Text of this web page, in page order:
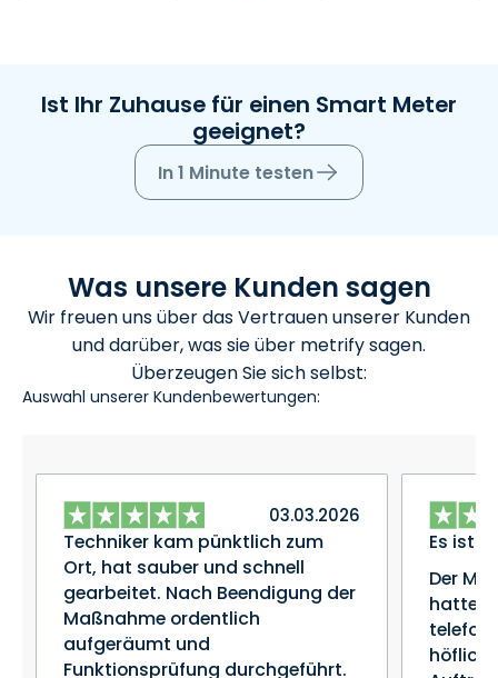
Ist Ihr Zuhause für einen Smart Meter
geeignet?
In 1 Minute testen
Was unsere Kunden sagen
Wir freuen uns über das Vertrauen unserer Kunden
und darüber, was sie über metrify sagen.
Überzeugen Sie sich selbst:
Auswahl unserer Kundenbewertungen:
03.03.2026
Techniker kam pünktlich zum
Ort, hat sauber und schnell
gearbeitet. Nach Beendigung der
Maßnahme ordentlich
aufgeräumt und
Funktionsprüfung durchgeführt.
Es ist
Der
hatte